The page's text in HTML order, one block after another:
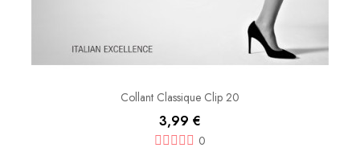
Collant Classique Clip 20
3,99 €
0